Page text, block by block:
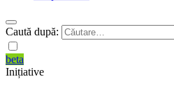
Caută după:
beta
Inițiative